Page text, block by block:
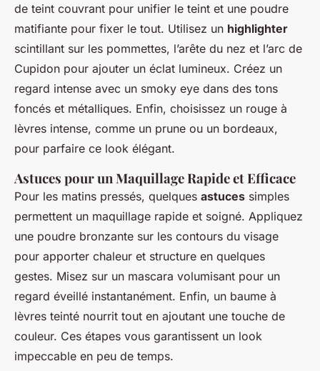
de teint couvrant pour unifier le teint et une poudre
matifiante pour fixer le tout. Utilisez un highlighter
scintillant sur les pommettes, l’arête du nez et l’arc de
Cupidon pour ajouter un éclat lumineux. Créez un
regard intense avec un smoky eye dans des tons
foncés et métalliques. Enfin, choisissez un rouge à
lèvres intense, comme un prune ou un bordeaux,
pour parfaire ce look élégant.
Astuces pour un Maquillage Rapide et Efficace
Pour les matins pressés, quelques astuces simples
permettent un maquillage rapide et soigné. Appliquez
une poudre bronzante sur les contours du visage
pour apporter chaleur et structure en quelques
gestes. Misez sur un mascara volumisant pour un
regard éveillé instantanément. Enfin, un baume à
lèvres teinté nourrit tout en ajoutant une touche de
couleur. Ces étapes vous garantissent un look
impeccable en peu de temps.